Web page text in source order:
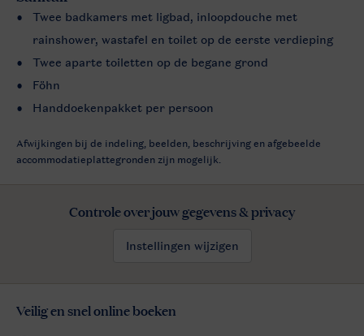
Twee badkamers met ligbad, inloopdouche met
rainshower, wastafel en toilet op de eerste verdieping
Twee aparte toiletten op de begane grond
Föhn
Handdoekenpakket per persoon
Afwijkingen bij de indeling, beelden, beschrijving en afgebeelde
accommodatieplattegronden zijn mogelijk.
Controle over jouw gegevens & privacy
Instellingen wijzigen
Veilig en snel online boeken